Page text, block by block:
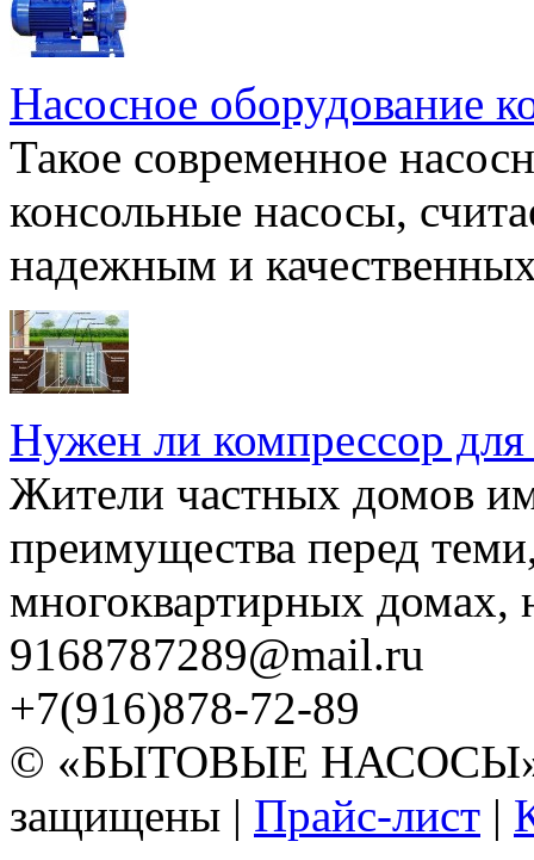
Насосное оборудование
Такое современное
консольные насосы,
надежным и
Нужен ли компрессор для
Жители частных домов
преимущества перед
многоквартирных домах,
9168787289@mail.ru
+7(916)878-72-89
© «БЫТОВЫЕ НАСОСЫ»
защищены | Прайс-лист |